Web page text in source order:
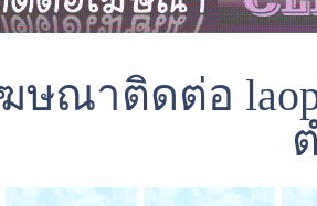
ษณาติดต่อ